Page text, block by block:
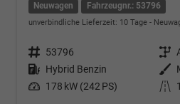
Neuwagen Fahrzeugnr.: 53796
unverbindliche Lieferzeit: 10 Tage
Fahrzeugnr. 53796 Getriebe
Kraftstoff Hybrid Benzin Außenfarbe
Leistung 178 kW (242 PS) Kilometerstand